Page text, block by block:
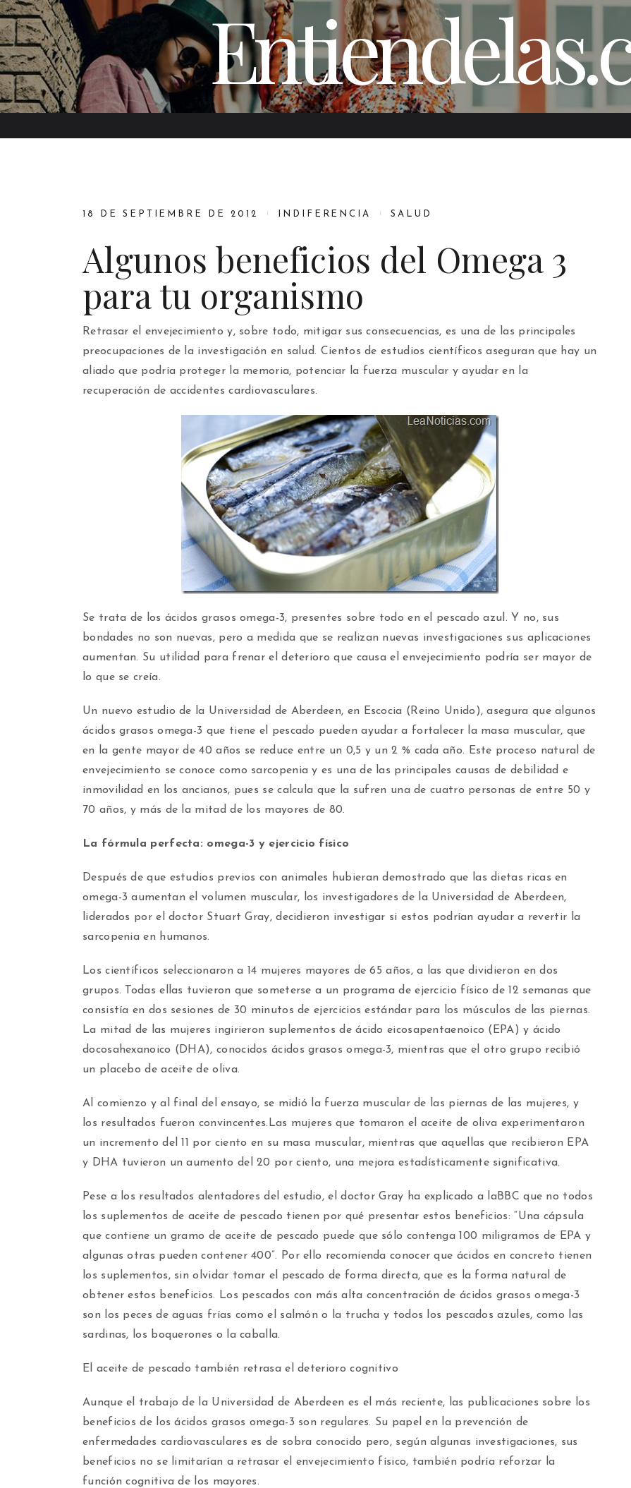
18 DE SEPTIEMBRE DE 2012 INDIFERENCIA SALUD
Algunos beneficios del Omega 3
para tu organismo
Retrasar el envejecimiento y, sobre todo, mitigar sus consecuencias, es una de las principales
preocupaciones de la investigación en salud. Cientos de estudios científicos aseguran que hay un
aliado que podría proteger la memoria, potenciar la fuerza muscular y ayudar en la
recuperación de accidentes cardiovasculares.
Se trata de los ácidos grasos omega-3, presentes sobre todo en el pescado azul. Y no, sus
bondades no son nuevas, pero a medida que se realizan nuevas investigaciones sus aplicaciones
aumentan. Su utilidad para frenar el deterioro que causa el envejecimiento podría ser mayor de
lo que se creía.
Un nuevo estudio de la Universidad de Aberdeen, en Escocia (Reino Unido), asegura que algunos
ácidos grasos omega-3 que tiene el pescado pueden ayudar a fortalecer la masa muscular, que
en la gente mayor de 40 años se reduce entre un 0,5 y un 2 % cada año. Este proceso natural de
envejecimiento se conoce como sarcopenia y es una de las principales causas de debilidad e
inmovilidad en los ancianos, pues se calcula que la sufren una de cuatro personas de entre 50 y
70 años, y más de la mitad de los mayores de 80.
La fórmula perfecta: omega-3 y ejercicio físico
Después de que estudios previos con animales hubieran demostrado que las dietas ricas en
omega-3 aumentan el volumen muscular, los investigadores de la Universidad de Aberdeen,
liderados por el doctor Stuart Gray, decidieron investigar si estos podrían ayudar a revertir la
sarcopenia en humanos.
Los científicos seleccionaron a 14 mujeres mayores de 65 años, a las que dividieron en dos
grupos. Todas ellas tuvieron que someterse a un programa de ejercicio físico de 12 semanas que
consistía en dos sesiones de 30 minutos de ejercicios estándar para los músculos de las piernas.
La mitad de las mujeres ingirieron suplementos de ácido eicosapentaenoico (EPA) y ácido
docosahexanoico (DHA), conocidos ácidos grasos omega-3, mientras que el otro grupo recibió
un placebo de aceite de oliva.
Al comienzo y al final del ensayo, se midió la fuerza muscular de las piernas de las mujeres, y
los resultados fueron convincentes.Las mujeres que tomaron el aceite de oliva experimentaron
un incremento del 11 por ciento en su masa muscular, mientras que aquellas que recibieron EPA
y DHA tuvieron un aumento del 20 por ciento, una mejora estadísticamente significativa.
Pese a los resultados alentadores del estudio, el doctor Gray ha explicado a laBBC que no todos
los suplementos de aceite de pescado tienen por qué presentar estos beneficios: “Una cápsula
que contiene un gramo de aceite de pescado puede que sólo contenga 100 miligramos de EPA y
algunas otras pueden contener 400”. Por ello recomienda conocer que ácidos en concreto tienen
los suplementos, sin olvidar tomar el pescado de forma directa, que es la forma natural de
obtener estos beneficios. Los pescados con más alta concentración de ácidos grasos omega-3
son los peces de aguas frías como el salmón o la trucha y todos los pescados azules, como las
sardinas, los boquerones o la caballa.
El aceite de pescado también retrasa el deterioro cognitivo
Aunque el trabajo de la Universidad de Aberdeen es el más reciente, las publicaciones sobre los
beneficios de los ácidos grasos omega-3 son regulares. Su papel en la prevención de
enfermedades cardiovasculares es de sobra conocido pero, según algunas investigaciones, sus
beneficios no se limitarían a retrasar el envejecimiento físico, también podría reforzar la
función cognitiva de los mayores.